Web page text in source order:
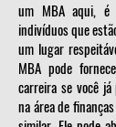
um MBA aqui, é
indivíduos que
um lugar
MBA pode
carreira se você
na área de